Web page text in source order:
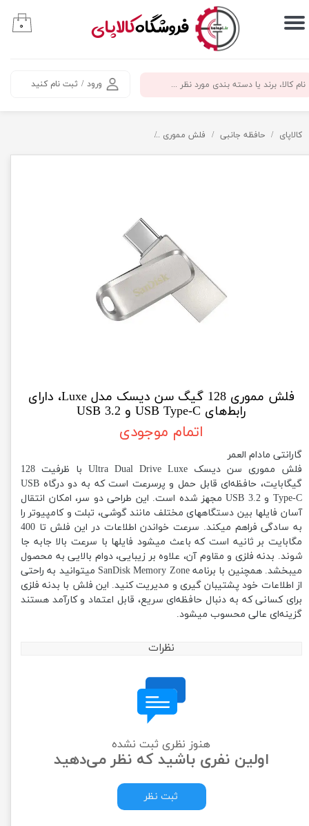
​فروشگاهکالاپای
ورود / ثبت نام کنید
حساب کاربری من
سفارشات
۰
کالاپای حافظه جانبی فلش مموری
فلش مموری 128 گیگ سن دیسک مدل Luxe، دارای
رابط‌های USB Type-C و USB 3.2
اتمام موجودی
گارانتی مادام العمر
فلش مموری سن دیسک Ultra Dual Drive Luxe با ظرفیت 128
گیگابایت، حافظه‌ای قابل حمل و پرسرعت است که به دو درگاه USB
Type-C و USB 3.2 مجهز شده است. این طراحی دو سر، امکان انتقال
آسان فایلها بین دستگاههای مختلف مانند گوشی، تبلت و کامپیوتر را
به سادگی فراهم میکند. سرعت خواندن اطلاعات در این فلش تا 400
مگابایت بر ثانیه است که باعث میشود فایلها با سرعت بالا جابه جا
شوند. بدنه فلزی و مقاوم آن، علاوه بر زیبایی، دوام بالایی به محصول
میبخشد. همچنین با برنامه SanDisk Memory Zone میتوانید به راحتی
از اطلاعات خود پشتیبان گیری و مدیریت کنید. این فلش با بدنه فلزی
برای کسانی که به دنبال حافظه‌ای سریع، قابل اعتماد و کارآمد هستند
گزینه‌ای عالی محسوب میشود.
نظرات
هنوز نظری ثبت نشده
اولین نفری باشید که نظر می‌دهید
ثبت نظر